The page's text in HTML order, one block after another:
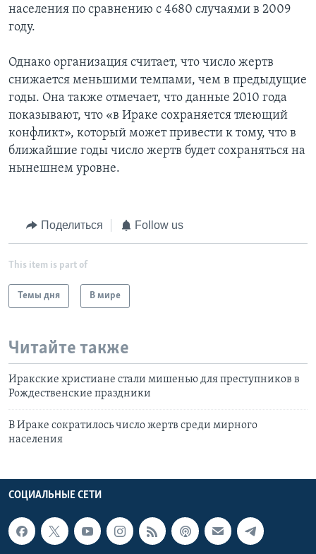
населения по сравнению с 4680 случаями в 2009
году.
Однако организация считает, что число жертв
снижается меньшими темпами, чем в предыдущие
годы. Она также отмечает, что данные 2010 года
показывают, что «в Ираке сохраняется тлеющий
конфликт», который может привести к тому, что в
ближайшие годы число жертв будет сохраняться на
нынешнем уровне.
Поделиться Follow us
This item is part of
Темы дня В мире
Читайте также
Иракские христиане стали мишенью для преступников в
Рождественские праздники
В Ираке сократилось число жертв среди мирного
населения
СОЦИАЛЬНЫЕ СЕТИ